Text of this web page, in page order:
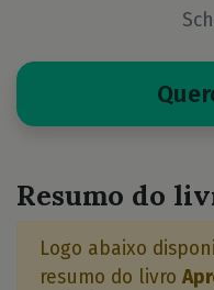
Resumo do
Logo abaixo
resumo do livro